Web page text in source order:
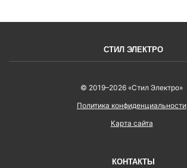
СТИЛ ЭЛЕКТРО
© 2019–2026 «Стил Электро»
Политика конфиденциальности
Карта сайта
КОНТАКТЫ